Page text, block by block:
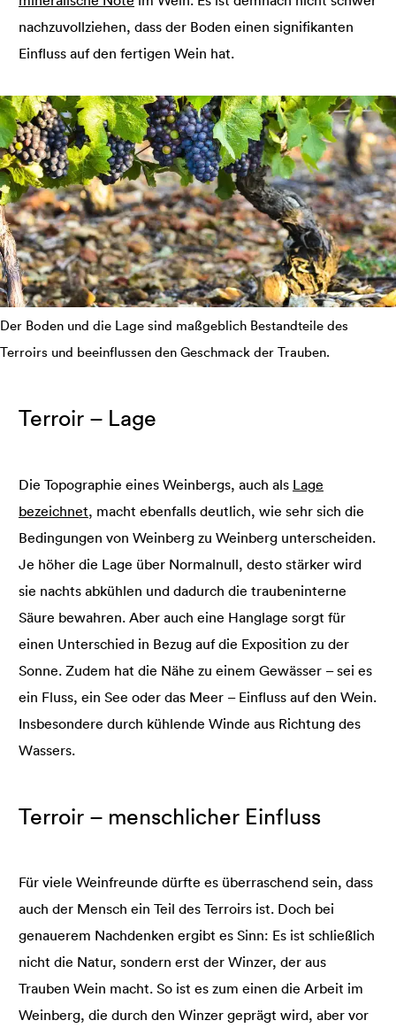
nachzuvollziehen, dass der Boden einen signifikanten
Einfluss auf den fertigen Wein hat.
Der Boden und die Lage sind maßgeblich Bestandteile des
Terroirs und beeinflussen den Geschmack der Trauben.
Terroir – Lage
Die Topographie eines Weinbergs, auch als Lage
bezeichnet, macht ebenfalls deutlich, wie sehr sich die
Bedingungen von Weinberg zu Weinberg unterscheiden.
Je höher die Lage über Normalnull, desto stärker wird
sie nachts abkühlen und dadurch die traubeninterne
Säure bewahren. Aber auch eine Hanglage sorgt für
einen Unterschied in Bezug auf die Exposition zu der
Sonne. Zudem hat die Nähe zu einem Gewässer – sei es
ein Fluss, ein See oder das Meer – Einfluss auf den Wein.
Insbesondere durch kühlende Winde aus Richtung des
Wassers.
Terroir – menschlicher Einfluss
Für viele Weinfreunde dürfte es überraschend sein, dass
auch der Mensch ein Teil des Terroirs ist. Doch bei
genauerem Nachdenken ergibt es Sinn: Es ist schließlich
nicht die Natur, sondern erst der Winzer, der aus
Trauben Wein macht. So ist es zum einen die Arbeit im
Weinberg, die durch den Winzer geprägt wird, aber vor